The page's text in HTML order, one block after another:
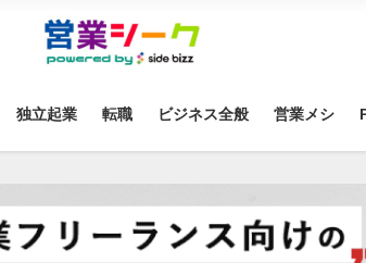
独立起業 転職 ビジネス全般 営業メシ